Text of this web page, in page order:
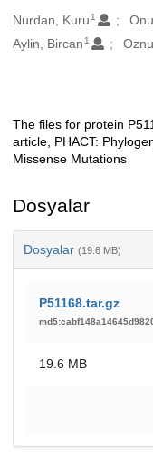
Oluşturanlar
Nurdan, Kuru 1
Aylin, Bircan 1
Açıklama
The files for protein
article, PHACT:
Missense Mutations
Dosyalar
Dosyalar (19.6 MB)
P51168.tar.gz
19.6 MB